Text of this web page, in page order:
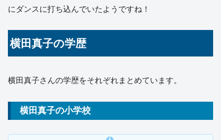
にダンスに打ち込んでいたようですね！
横田真子の学歴
横田真子さんの学歴をそれぞれまとめています。
横田真子の小学校